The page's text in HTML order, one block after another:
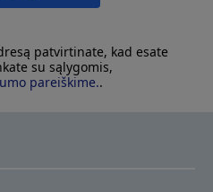
patvirtinate, kad esate
su sąlygomis,
pareiškime..